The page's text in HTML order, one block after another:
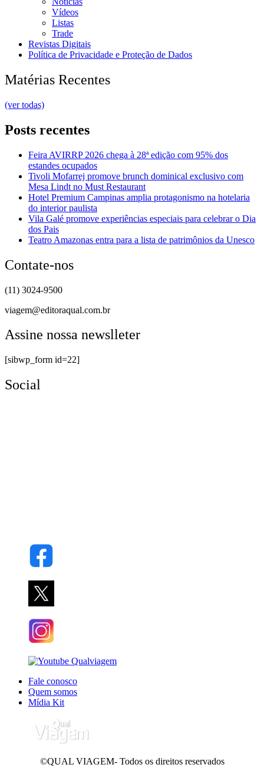
Vídeos
Listas
Trade
Revistas Digitais
Política de Privacidade e Proteção de Dados
Matérias Recentes
(ver todas)
Posts recentes
Feira AVIRRP 2026 chega à 28ª edição com 95% dos
estandes ocupados
Tivoli Mofarrej promove brunch dominical exclusivo com
Mesa Lindt no Must Restaurant
Hotel Premium Campinas amplia protagonismo na hotelaria
do interior paulista
Vila Galé promove experiências especiais para celebrar o Dia
dos Pais
Teatro Amazonas entra para a lista de patrimônios da Unesco
Contate-nos
(11) 3024-9500
viagem@editoraqual.com.br
Assine nossa newslleter
[sibwp_form id=22]
Social
Fale conosco
Quem somos
Mídia Kit
©QUAL VIAGEM- Todos os direitos reservados